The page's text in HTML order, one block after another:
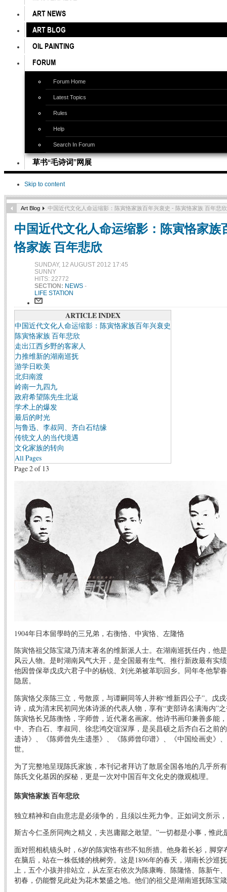
ART NEWS
ART BLOG
OIL PAINTING
FORUM
Forum Home
Latest Topics
Rules
Help
Search In Forum
草书“毛诗词”网展
Skip to content
Art Blog 中国近代文化人命运缩影：陈寅恪家族百年兴衰史 - 陈寅恪家族 百年悲欣
中国近代文化人命运缩影：陈寅恪家族
恪家族 百年悲欣
SUNDAY, 12 AUGUST 2012 17:45
SUNNY
HITS: 22772
SECTION: NEWS -
LIFE STATION
ARTICLE INDEX
中国近代文化人命运缩影：陈寅恪家族百年兴衰史
陈寅恪家族 百年悲欣
走出江西乡野的客家人
力推维新的湖南巡抚
游学日欧美
北归南渡
岭南一九四九
政府希望陈先生北返
学术上的爆发
最后的时光
与鲁迅、李叔同、齐白石结缘
传统文人的当代境遇
文化家族的转向
All Pages
Page 2 of 13
1904年日本留學時的三兄弟，右衡恪、中寅恪、左隆恪
陈寅恪祖父陈宝箴乃清末著名的维新派人士。在湖南巡抚任内，他
风云人物。是时湖南风气大开，是全国最有生气、推行新政最有实
他因曾保举戊戌六君子中的杨锐、刘光弟被革职回乡。同年冬他挈
隐居。
陈寅恪父亲陈三立，号散原，与谭嗣同等人并称“维新四公子”。戊
诗，成为清末民初同光体诗派的代表人物，享有“吏部诗名满海内”
陈寅恪长兄陈衡恪，字师曾，近代著名画家。他诗书画印兼善多能
中、齐白石、李叔同、徐悲鸿交谊深厚，是吴昌硕之后齐白石之前
遗诗》、《陈师曾先生遗墨》、《陈师曾印谱》、《中国绘画史》
世。
为了完整地呈现陈氏家族，本刊记者拜访了散居全国各地的几乎所
陈氏文化基因的探秘，更是一次对中国百年文化史的微观梳理。
陈寅恪家族 百年悲欣
独立精神和自由意志是必须争的，且须以生死力争。正如词文所示
斯古今仁圣所同殉之精义，夫岂庸鄙之敢望。”一切都是小事，惟此
面对照相机镜头时，6岁的陈寅恪有些不知所措。他身着长衫，脚
在脑后，站在一株低矮的桃树旁。这是1896年的春天，湖南长沙巡
上，五个小孩并排站立，从左至右依次为陈康晦、陈隆恪、陈新午
初春，仍能瞥见此处为花木繁盛之地。他们的祖父是湖南巡抚陈宝